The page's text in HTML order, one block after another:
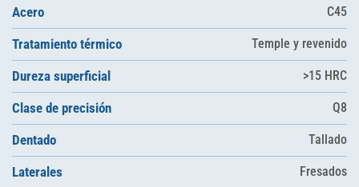
Acero C45
Tratamiento térmico Temple y revenido
Dureza superficial >15 HRC
Clase de precisión Q8
Dentado Tallado
Laterales Fresados